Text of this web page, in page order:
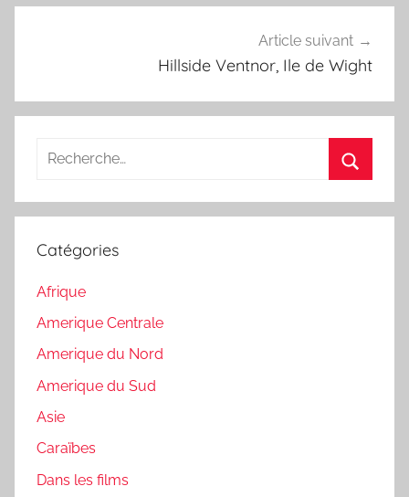
Article suivant
Hillside Ventnor, Ile de Wight
Recherche
:
Catégories
Afrique
Amerique Centrale
Amerique du Nord
Amerique du Sud
Asie
Caraïbes
Dans les films